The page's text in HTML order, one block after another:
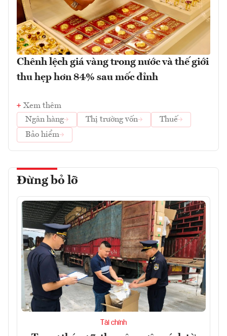
Chênh lệch giá vàng trong nước và thế giới
thu hẹp hơn 84% sau mốc đỉnh
Xem thêm
Ngân hàng
Thị trường vốn
Thuế
Bảo hiểm
Đừng bỏ lỡ
Tài chính